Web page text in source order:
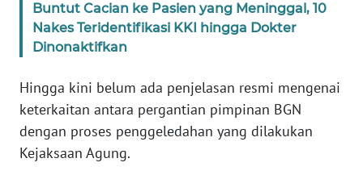
Buntut Cacian ke Pasien yang Meninggal, 10
Nakes Teridentifikasi KKI hingga Dokter
Dinonaktifkan
Hingga kini belum ada penjelasan resmi mengenai
keterkaitan antara pergantian pimpinan BGN
dengan proses penggeledahan yang dilakukan
Kejaksaan Agung.
WN
BANTEN
WN
NTT
WN
KEPRI